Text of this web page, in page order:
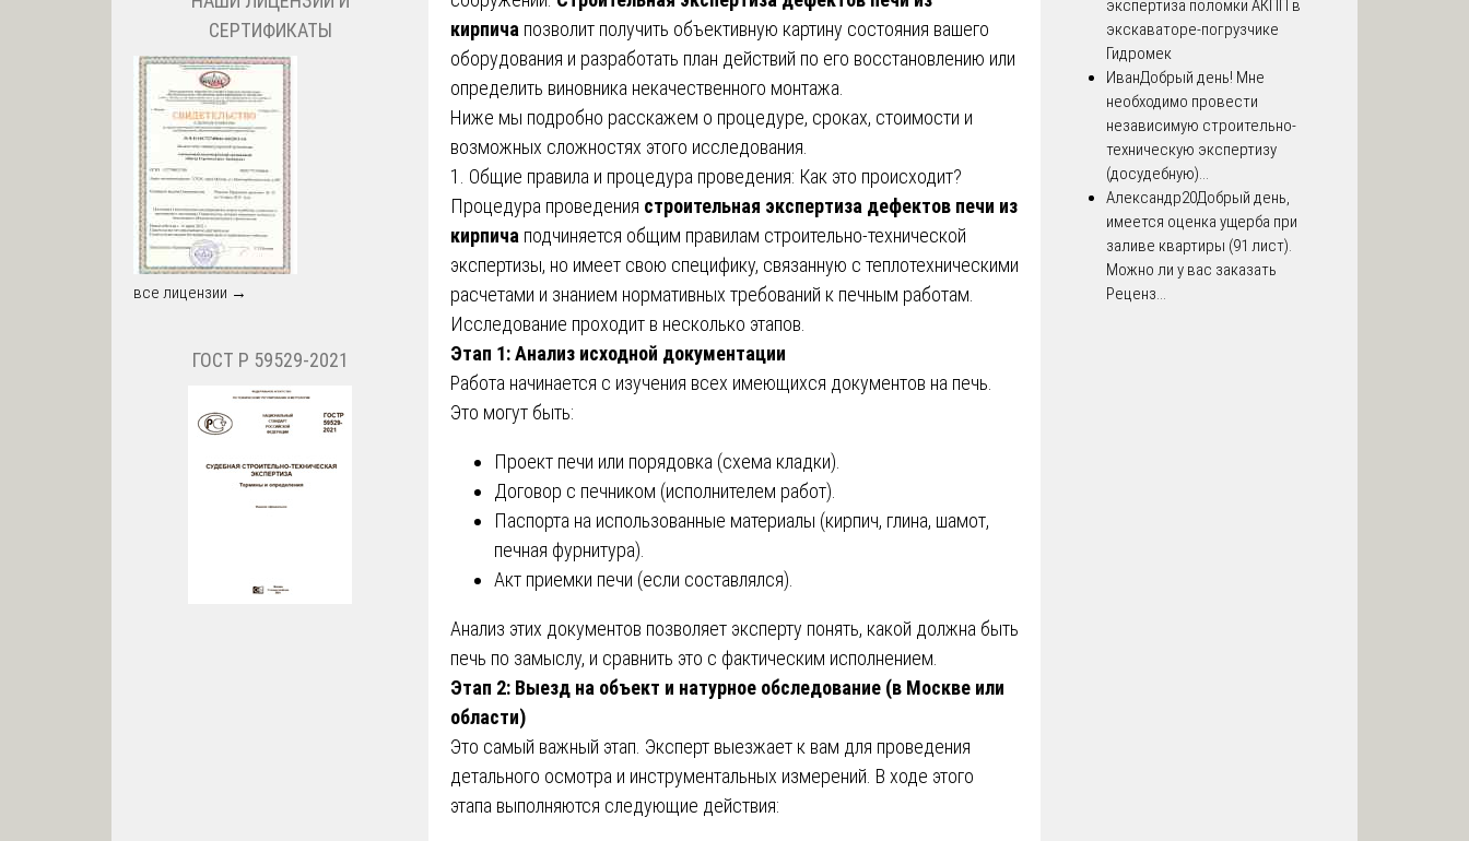
кирпича позволит получить объективную картину состояния вашего
оборудования и разработать план действий по его восстановлению или
определить виновника некачественного монтажа.
Ниже мы подробно расскажем о процедуре, сроках, стоимости и
возможных сложностях этого исследования.
1. Общие правила и процедура проведения: Как это происходит?
Процедура проведения строительная экспертиза дефектов печи из
кирпича подчиняется общим правилам строительно-технической
экспертизы, но имеет свою специфику, связанную с теплотехническими
расчетами и знанием нормативных требований к печным работам.
Исследование проходит в несколько этапов.
Этап 1: Анализ исходной документации
Работа начинается с изучения всех имеющихся документов на печь.
Это могут быть:
Проект печи или порядовка (схема кладки).
Договор с печником (исполнителем работ).
Паспорта на использованные материалы (кирпич, глина, шамот,
печная фурнитура).
Акт приемки печи (если составлялся).
Анализ этих документов позволяет эксперту понять, какой должна быть
печь по замыслу, и сравнить это с фактическим исполнением.
Этап 2: Выезд на объект и натурное обследование (в Москве или
области)
Это самый важный этап. Эксперт выезжает к вам для проведения
детального осмотра и инструментальных измерений. В ходе этого
этапа выполняются следующие действия:
СЕРТИФИКАТЫ
все лицензии →
ГОСТ Р 59529-2021
экспертиза поломки АКПП в
экскаваторе-погрузчике
Гидромек
ИванДобрый день! Мне
необходимо провести
независимую строительно-
техническую экспертизу
(досудебную)...
Александр20Добрый день,
имеется оценка ущерба при
заливе квартиры (91 лист).
Можно ли у вас заказать
Реценз...